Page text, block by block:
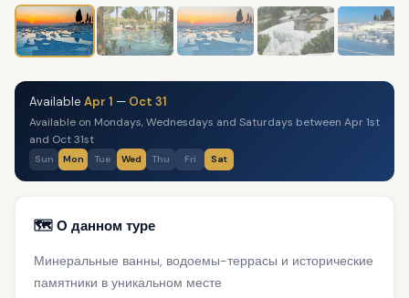
Available Apr 1 — Oct 31
Available on Mondays, Wednesdays and Saturdays between Apr 1st
and Oct 31st
Sun Mon Tue Wed Thu Fri Sat
🗺️ О данном туре
Минеральные ванны, водоемы-террасы и исторические
памятники в уникальном месте